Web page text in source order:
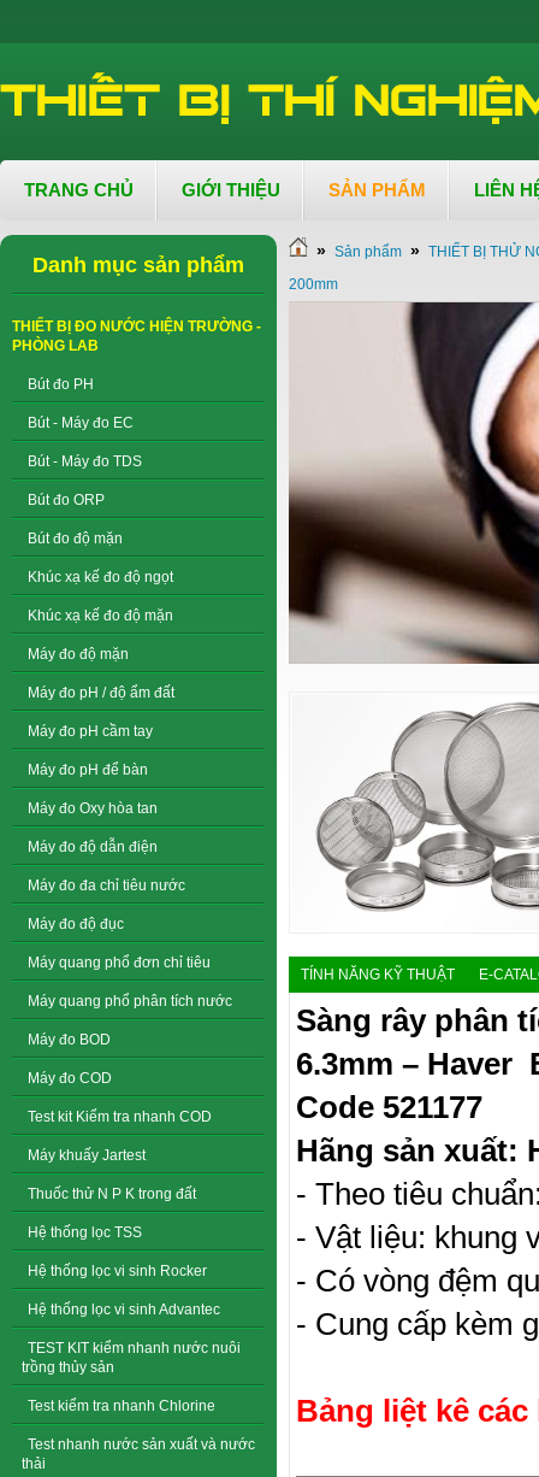
TRANG CHỦ GIỚI THIỆU SẢN PHẨM LIÊN
Danh mục sản phẩm
THIẾT BỊ ĐO NƯỚC HIỆN TRƯỜNG -
PHÒNG LAB
Bút đo PH
Bút - Máy đo EC
Bút - Máy đo TDS
Bút đo ORP
Bút đo độ mặn
Khúc xạ kế đo độ ngọt
Khúc xạ kế đo độ mặn
Máy đo độ mặn
Máy đo pH / độ ẩm đất
Máy đo pH cầm tay
Máy đo pH để bàn
Máy đo Oxy hòa tan
Máy đo độ dẫn điện
Máy đo đa chỉ tiêu nước
Máy đo độ đục
Máy quang phổ đơn chỉ tiêu
Máy quang phổ phân tích nước
Máy đo BOD
Máy đo COD
Test kit Kiểm tra nhanh COD
Máy khuấy Jartest
Thuốc thử N P K trong đất
Hệ thống lọc TSS
Hệ thống lọc vi sinh Rocker
Hệ thống lọc vi sinh Advantec
TEST KIT kiểm nhanh nước nuôi
trồng thủy sản
Test kiểm tra nhanh Chlorine
Test nhanh nước sản xuất và nước
thải
» Sản phẩm » THIẾT BỊ THỬ
200mm
TÍNH NĂNG KỸ THUẬT E-
Sàng rây phân
6.3mm – Haver
Code 521177
Hãng sản xuất:
- Theo tiêu
- Vật liệu: khung
- Có vòng đệm
- Cung cấp kèm
Bảng liệt kê